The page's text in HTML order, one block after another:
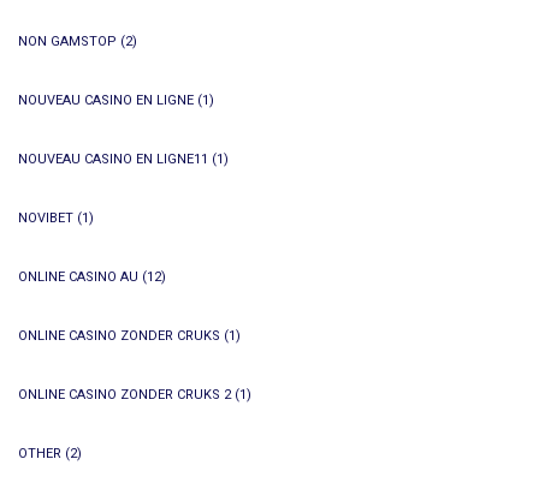
NON GAMSTOP (2)
NOUVEAU CASINO EN LIGNE (1)
NOUVEAU CASINO EN LIGNE11 (1)
NOVIBET (1)
ONLINE CASINO AU (12)
ONLINE CASINO ZONDER CRUKS (1)
ONLINE CASINO ZONDER CRUKS 2(1)
OTHER (2)